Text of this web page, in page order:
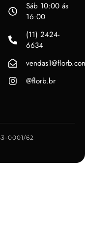
Sáb 10:00 ás
16:00
(11) 2424-
6634
@florb.br
0001/62